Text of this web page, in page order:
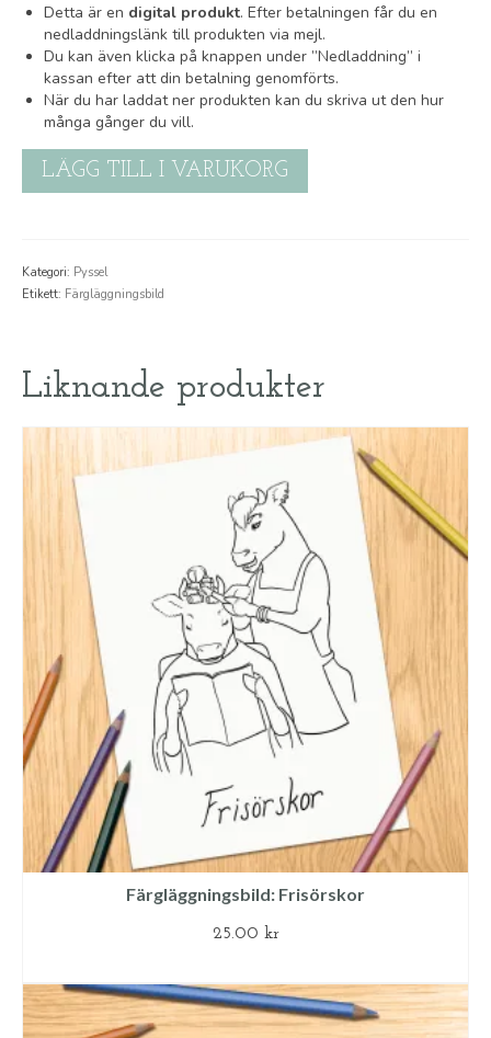
Detta är en digital produkt. Efter betalningen får du en
nedladdningslänk till produkten via mejl.
Du kan även klicka på knappen under ”Nedladdning” i
kassan efter att din betalning genomförts.
När du har laddat ner produkten kan du skriva ut den hur
många gånger du vill.
Färgläggningsbild:
Lappuggla
LÄGG TILL I VARUKORG
Kategori: Pyssel
Etikett: Färgläggningsbild
Liknande produkter
Färgläggningsbild: Frisörskor
25.00 kr